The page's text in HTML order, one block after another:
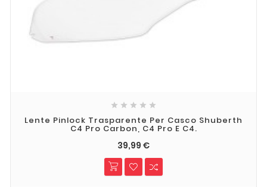
    
Lente Pinlock Trasparente Per Casco Shuberth
C4 Pro Carbon, C4 Pro E C4.
39,99 €